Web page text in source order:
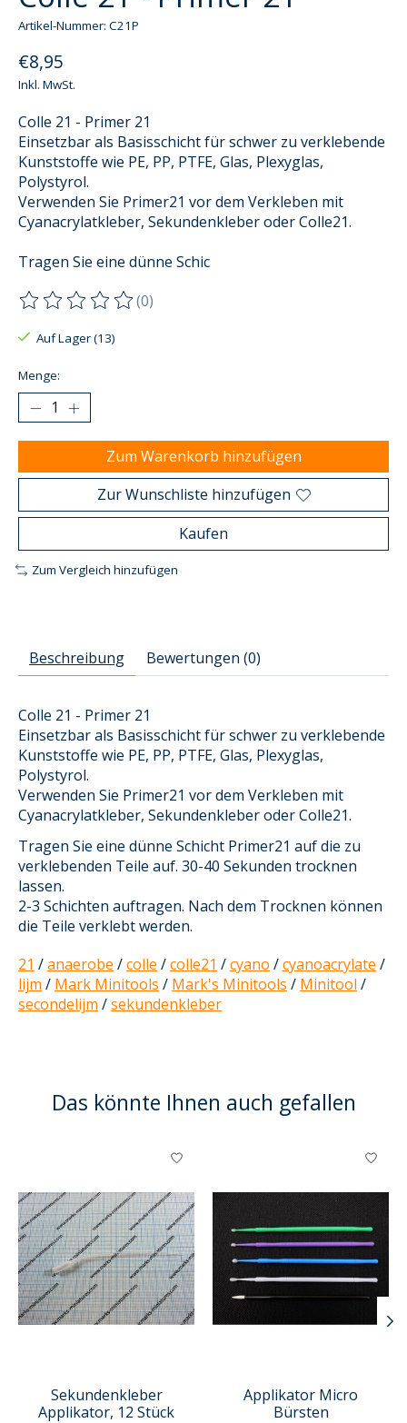
Artikel-Nummer: C21P
€8,95
Inkl. MwSt.
Colle 21 - Primer 21
Einsetzbar als Basisschicht für schwer zu verklebende
Kunststoffe wie PE, PP, PTFE, Glas, Plexyglas,
Polystyrol.
Verwenden Sie Primer21 vor dem Verkleben mit
Cyanacrylatkleber, Sekundenkleber oder Colle21.
Tragen Sie eine dünne Schic
Die Bewertung dieses Produkts ist
(0)
Auf Lager (13)
Menge:
Zum Warenkorb hinzufügen
Zur Wunschliste hinzufügen
Kaufen
Zum Vergleich hinzufügen
Beschreibung Bewertungen (0)
Colle 21 - Primer 21
Einsetzbar als Basisschicht für schwer zu verklebende
Kunststoffe wie PE, PP, PTFE, Glas, Plexyglas,
Polystyrol.
Verwenden Sie Primer21 vor dem Verkleben mit
Cyanacrylatkleber, Sekundenkleber oder Colle21.
Tragen Sie eine dünne Schicht Primer21 auf die zu
verklebenden Teile auf. 30-40 Sekunden trocknen
lassen.
2-3 Schichten auftragen. Nach dem Trocknen können
die Teile verklebt werden.
21 /anaerobe /colle /colle21 /cyano /cyanoacrylate /
lijm / Mark Minitools / Mark's Minitools / Minitool /
secondelijm /sekundenkleber
Das könnte Ihnen auch gefallen
Produkt-Karussell-Artikel
Sekundenkleber
Applikator, 12 Stück
Applikator Micro
Bürsten